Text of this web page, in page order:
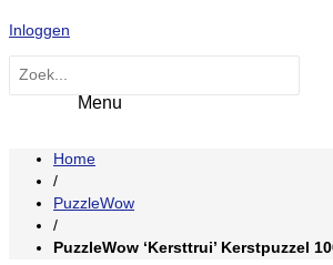
naar
de
inhoud
Inloggen
naar:
Home
/
PuzzleWow
/
PuzzleWow ‘Kersttrui’ Kerstpuzzel